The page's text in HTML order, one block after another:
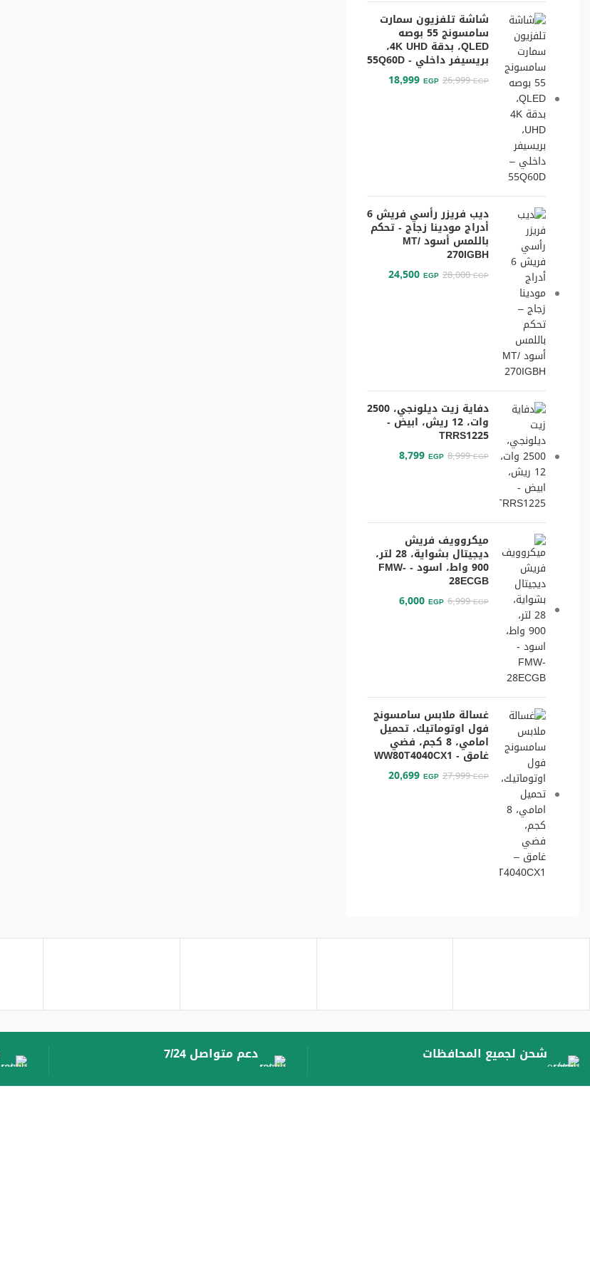
شاشة تلفزيون سمارت
سامسونج 55 بوصه
QLED، بدقة 4K UHD،
بريسيفر داخلي - 55Q60D
26,999EGP
18,999 EGP
ديب فريزر رأسي فريش 6
أدراج مودينا زجاج - تحكم
باللمس أسود /MT
270IGBH
28,000EGP
24,500 EGP
دفاية زيت ديلونجي، 2500
وات، 12 ريش، ابيض -
TRRS1225
8,999EGP
8,799 EGP
ميكروويف فريش
ديجيتال بشواية، 28 لتر،
900 واط، اسود - FMW-
28ECGB
6,999EGP
6,000 EGP
غسالة ملابس سامسونج
فول اوتوماتيك، تحميل
امامي، 8 كجم، فضي
غامق - WW80T4040CX1
27,999EGP
20,699 EGP
شحن لجميع المحافظات دعم متواصل 7/24